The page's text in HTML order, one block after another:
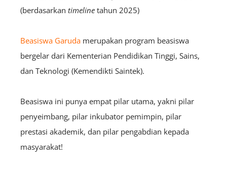
(berdasarkan timeline tahun 2025)
Beasiswa Garuda merupakan program beasiswa
bergelar dari Kementerian Pendidikan Tinggi, Sains,
dan Teknologi (Kemendikti Saintek).
Beasiswa ini punya empat pilar utama, yakni pilar
penyeimbang, pilar inkubator pemimpin, pilar
prestasi akademik, dan pilar pengabdian kepada
masyarakat!